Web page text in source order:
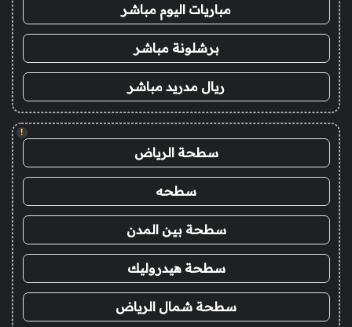
مباريات اليوم مباشر
برشلونة مباشر
ريال مدريد مباشر
!
سطحة الرياض
سطحه
سطحة بين المدن
سطحة هيدروليك
سطحة شمال الرياض